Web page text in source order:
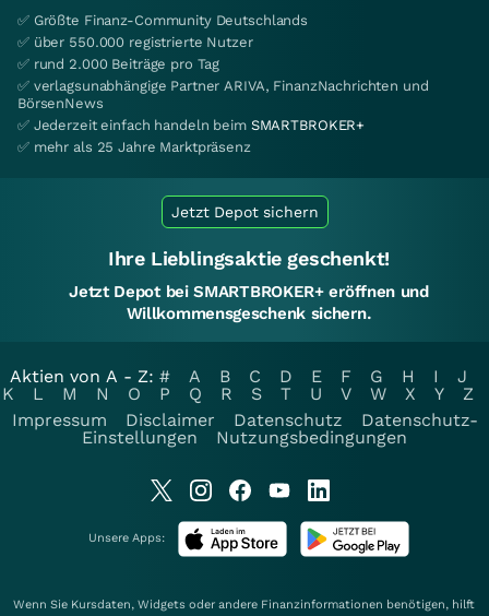
✅ Größte Finanz-Community Deutschlands
✅ über 550.000 registrierte Nutzer
✅ rund 2.000 Beiträge pro Tag
✅ verlagsunabhängige Partner ARIVA, FinanzNachrichten und
BörsenNews
✅ Jederzeit einfach handeln beim SMARTBROKER+
✅ mehr als 25 Jahre Marktpräsenz
Jetzt Depot sichern
Ihre Lieblingsaktie geschenkt!
Jetzt Depot bei SMARTBROKER+ eröffnen und
Willkommensgeschenk sichern.
Aktien von A - Z: # A B C D E F G H I
J
K
L M N O P Q R S T U V W X Y
Z
Impressum
Disclaimer Datenschutz
Datenschutz-
Einstellungen
Nutzungsbedingungen
Unsere Apps:
Wenn Sie Kursdaten, Widgets oder andere Finanzinformationen benötigen, hilft